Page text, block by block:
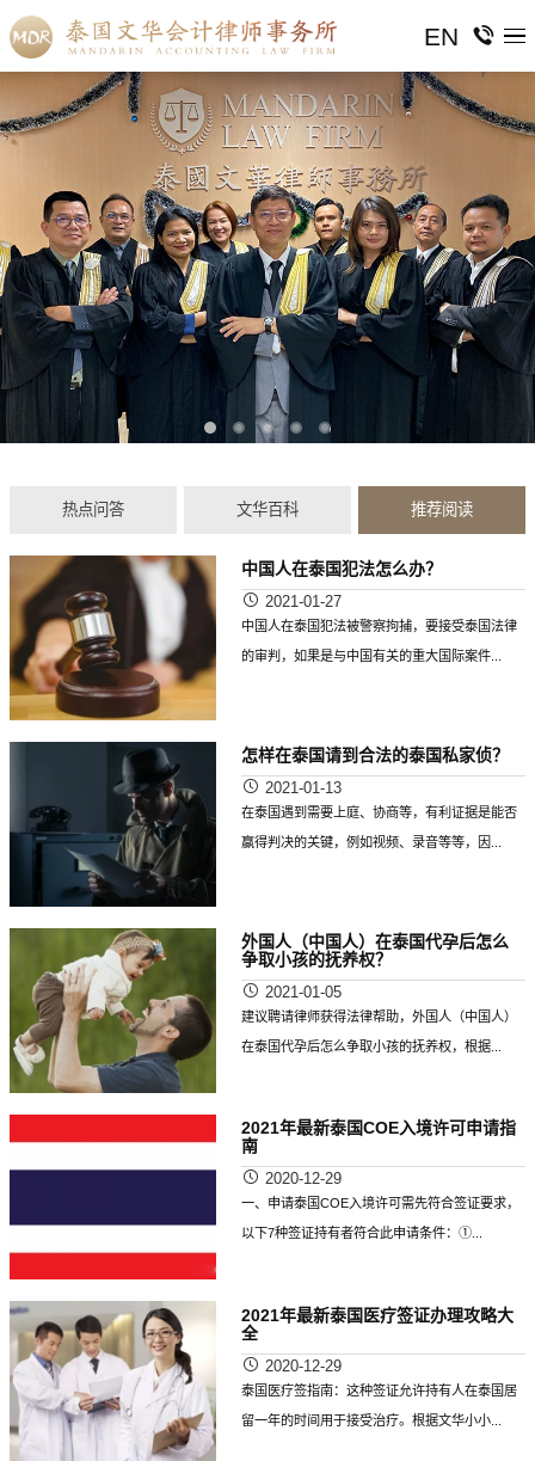
EN
热点问答 文华百科 推荐阅读
中国人在泰国犯法怎么办？
2021-01-27
中国人在泰国犯法被警察拘捕，要接受泰国法律
的审判，如果是与中国有关的重大国际案件...
怎样在泰国请到合法的泰国私家侦？
2021-01-13
在泰国遇到需要上庭、协商等，有利证据是能否
赢得判决的关键，例如视频、录音等等，因...
外国人（中国人）在泰国代孕后怎么
争取小孩的抚养权？
2021-01-05
建议聘请律师获得法律帮助，外国人（中国人）
在泰国代孕后怎么争取小孩的抚养权，根据...
2021年最新泰国COE入境许可申请指
南
2020-12-29
一、申请泰国COE入境许可需先符合签证要求，
以下7种签证持有者符合此申请条件：①...
2021年最新泰国医疗签证办理攻略大
全
2020-12-29
泰国医疗签指南：这种签证允许持有人在泰国居
留一年的时间用于接受治疗。根据文华小小...